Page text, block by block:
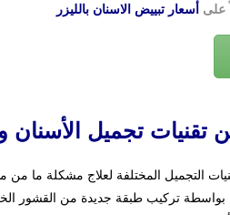
على أسعار تبييض الاسنان بالليزر
تقنيات تجميل الأسنان
التجميل المختلفة لعلاج مشكلة ما
بواسطة تركيب طبقة جديدة من القشور